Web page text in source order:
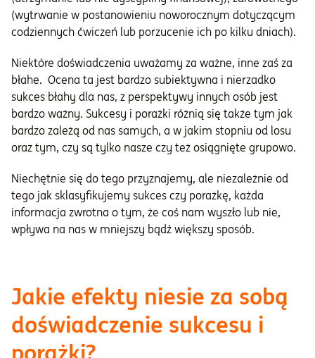
(wytrwanie w postanowieniu noworocznym dotyczącym
codziennych ćwiczeń lub porzucenie ich po kilku dniach).
Niektóre doświadczenia uważamy za ważne, inne zaś za
błahe. Ocena ta jest bardzo subiektywna i nierzadko
sukces błahy dla nas, z perspektywy innych osób jest
bardzo ważny. Sukcesy i porażki różnią się także tym jak
bardzo zależą od nas samych, a w jakim stopniu od losu
oraz tym, czy są tylko nasze czy też osiągnięte grupowo.
Niechętnie się do tego przyznajemy, ale niezależnie od
tego jak sklasyfikujemy sukces czy porażkę, każda
informacja zwrotna o tym, że coś nam wyszło lub nie,
wpływa na nas w mniejszy bądź większy sposób.
Jakie efekty niesie za sobą
doświadczenie sukcesu i